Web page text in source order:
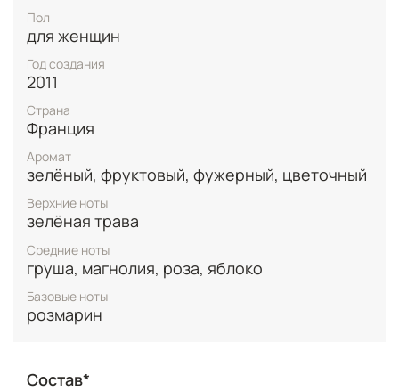
магнолии и пикантным розмарином. Этот аромат
света и наслаждения, пленительный и веселый,
создает атмосферу радости и счастья, напоминая
о летних днях, наполненных моментами
блаженства и отдыха.
Пол
для женщин
Год создания
2011
Страна
Франция
Аромат
зелёный, фруктовый, фужерный, цветочный
Верхние ноты
зелёная трава
Средние ноты
груша, магнолия, роза, яблоко
Базовые ноты
розмарин
Состав*